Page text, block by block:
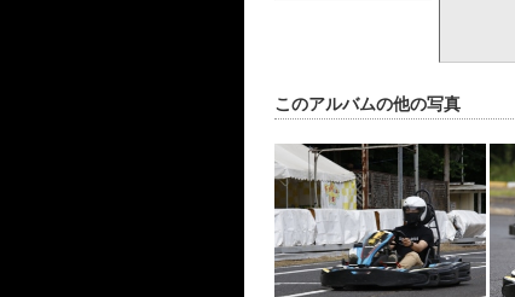
このアルバムの他の写真